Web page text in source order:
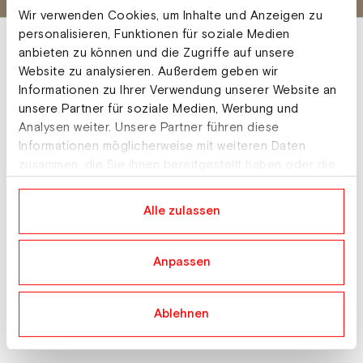
Wir verwenden Cookies, um Inhalte und Anzeigen zu
personalisieren, Funktionen für soziale Medien
anbieten zu können und die Zugriffe auf unsere
Website zu analysieren. Außerdem geben wir
Informationen zu Ihrer Verwendung unserer Website an
unsere Partner für soziale Medien, Werbung und
Analysen weiter. Unsere Partner führen diese
Informationen möglicherweise mit weiteren Daten
zusammen, die Sie ihnen bereitgestellt haben oder die
Alle zulassen
Anpassen
Ablehnen
About
Teams
News
Events
Services
Mitglied werden